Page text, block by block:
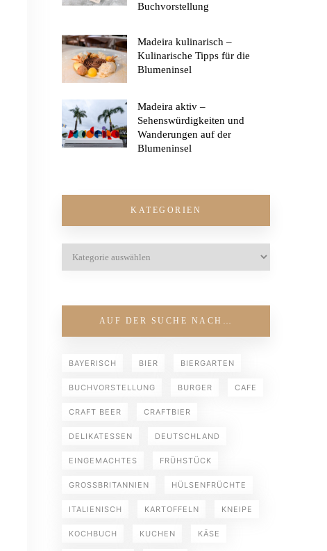
Buchvorstellung
Madeira kulinarisch –
Kulinarische Tipps für die
Blumeninsel
Madeira aktiv –
Sehenswürdigkeiten und
Wanderungen auf der
Blumeninsel
KATEGORIEN
AUF DER SUCHE NACH…
BAYERISCH BIER BIERGARTEN
BUCHVORSTELLUNG BURGER CAFE
CRAFT BEER CRAFTBIER
DELIKATESSEN DEUTSCHLAND
EINGEMACHTES FRÜHSTÜCK
GROSSBRITANNIEN HÜLSENFRÜCHTE
ITALIENISCH KARTOFFELN KNEIPE
KOCHBUCH KUCHEN KÄSE